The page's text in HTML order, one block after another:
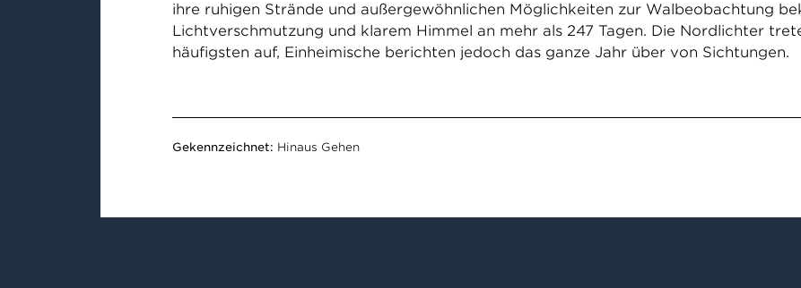
ihre ruhigen Strände und außergewöhnlichen Möglichkeiten zur Walbeobachtung
Lichtverschmutzung und klarem Himmel an mehr als 247 Tagen. Die Nordlichter
häufigsten auf, Einheimische berichten jedoch das ganze Jahr über von Sichtungen.
Gekennzeichnet: Hinaus Gehen